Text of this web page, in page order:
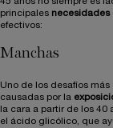
principales necesidades
efectivos:
Manchas
Uno de los desafíos más
causadas por la
la cara a partir de los
el ácido glicólico, que